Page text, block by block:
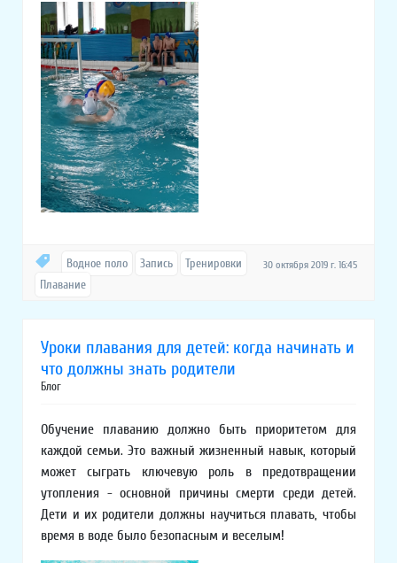
30 октября 2019 г. 16:45
Водное поло Запись
Тренировки
Плавание
Уроки плавания для детей: когда начинать и
что должны знать родители
Блог
Обучение плаванию должно быть приоритетом для
каждой семьи. Это важный жизненный навык, который
может сыграть ключевую роль в предотвращении
утопления - основной причины смерти среди детей.
Дети и их родители должны научиться плавать, чтобы
время в воде было безопасным и веселым!